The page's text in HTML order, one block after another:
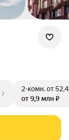
2-комн.от
от 9,9 млн ₽